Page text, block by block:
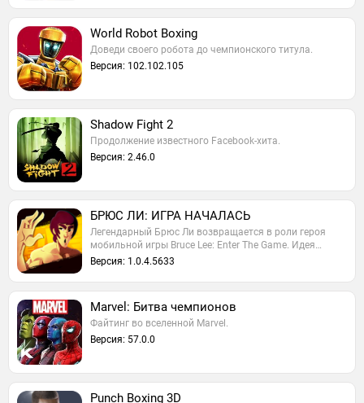
World Robot Boxing
Доведи своего робота до чемпионского титула.
Версия: 102.102.105
Shadow Fight 2
Продолжение известного Facebook-хита.
Версия: 2.46.0
БРЮС ЛИ: ИГРА НАЧАЛАСЬ
Легендарный Брюс Ли возвращается в роли героя
мобильной игры Bruce Lee: Enter The Game. Идея…
Версия: 1.0.4.5633
Marvel: Битва чемпионов
Файтинг во вселенной Marvel.
Версия: 57.0.0
Punch Boxing 3D